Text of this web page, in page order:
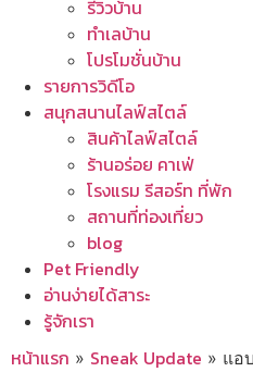
รีวิวบ้าน
ทำเลบ้าน
โปรโมชั่นบ้าน
รายการวิดีโอ
สนุกสนานไลฟ์สไตล์
สินค้าไลฟ์สไตล์
ร้านอร่อย คาเฟ่
โรงแรม รีสอร์ท ที่พัก
สถานที่ท่องเที่ยว
blog
Pet Friendly
อ่านง่ายได้สาระ
รู้จักเรา
หน้าแรก » Sneak Update » แอ